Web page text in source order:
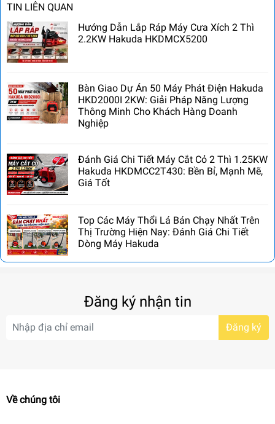
TIN LIÊN QUAN
Hướng Dẫn Lắp Ráp Máy Cưa Xích 2 Thì
2.2KW Hakuda HKDMCX5200
Bàn Giao Dự Án 50 Máy Phát Điện Hakuda
HKD2000I 2KW: Giải Pháp Năng Lượng
Thông Minh Cho Khách Hàng Doanh
Nghiệp
Đánh Giá Chi Tiết Máy Cắt Cỏ 2 Thì 1.25KW
Hakuda HKDMCC2T430: Bền Bỉ, Mạnh Mẽ,
Giá Tốt
Top Các Máy Thổi Lá Bán Chạy Nhất Trên
Thị Trường Hiện Nay: Đánh Giá Chi Tiết
Dòng Máy Hakuda
Đăng ký nhận tin
Đăng ký
Về chúng tôi